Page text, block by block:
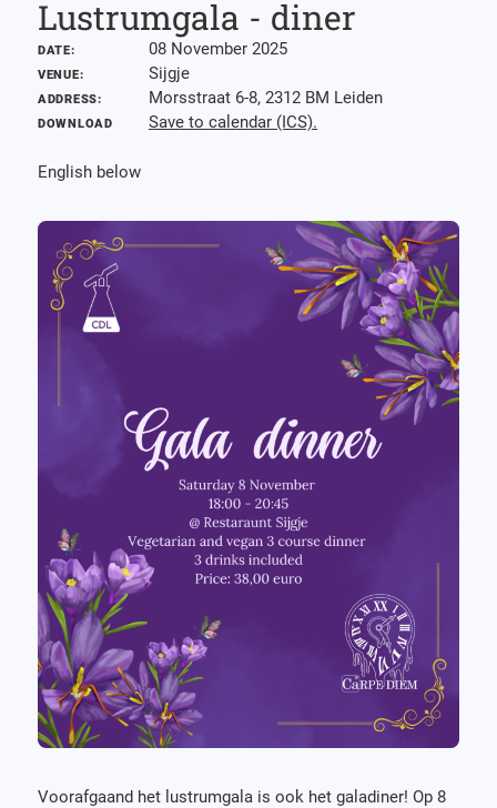
Lustrumgala - diner
DATE: 08 November 2025
VENUE: Sijgje
ADDRESS: Morsstraat 6-8, 2312 BM Leiden
DOWNLOAD Save to calendar (ICS).
English below
Voorafgaand het lustrumgala is ook het galadiner! Op 8